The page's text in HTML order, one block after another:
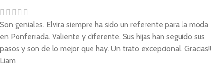
Son geniales. Elvira siempre ha sido un referente para la moda
en Ponferrada. Valiente y diferente. Sus hijas han seguido sus
pasos y son de lo mejor que hay. Un trato excepcional. Gracias!!
Liam